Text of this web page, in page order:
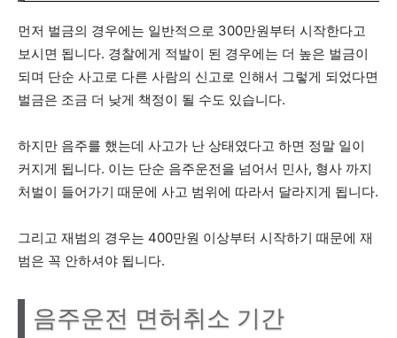
먼저 벌금의 경우에는 일반적으로 300만원부터 시작한다고
보시면 됩니다. 경찰에게 적발이 된 경우에는 더 높은 벌금이
되며 단순 사고로 다른 사람의 신고로 인해서 그렇게 되었다면
벌금은 조금 더 낮게 책정이 될 수도 있습니다.
하지만 음주를 했는데 사고가 난 상태였다고 하면 정말 일이
커지게 됩니다. 이는 단순 음주운전을 넘어서 민사, 형사 까지
처벌이 들어가기 때문에 사고 범위에 따라서 달라지게 됩니다.
그리고 재범의 경우는 400만원 이상부터 시작하기 때문에 재
범은 꼭 안하셔야 됩니다.
음주운전 면허취소 기간